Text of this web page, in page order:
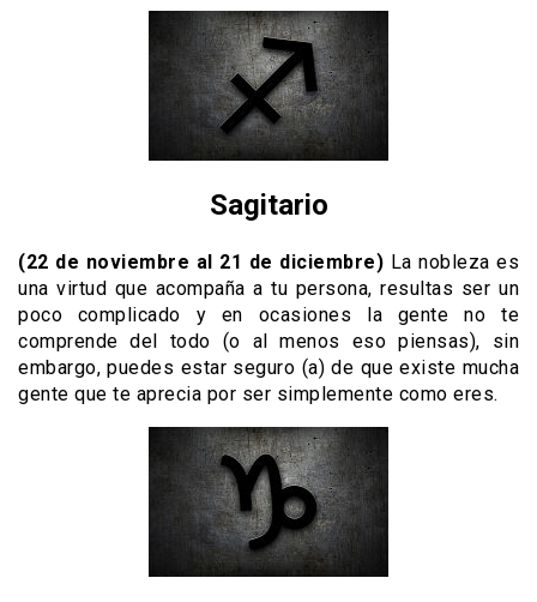
Sagitario
(22 de noviembre al 21 de diciembre) La nobleza es
una virtud que acompaña a tu persona, resultas ser un
poco complicado y en ocasiones la gente no te
comprende del todo (o al menos eso piensas), sin
embargo, puedes estar seguro (a) de que existe mucha
gente que te aprecia por ser simplemente como eres.